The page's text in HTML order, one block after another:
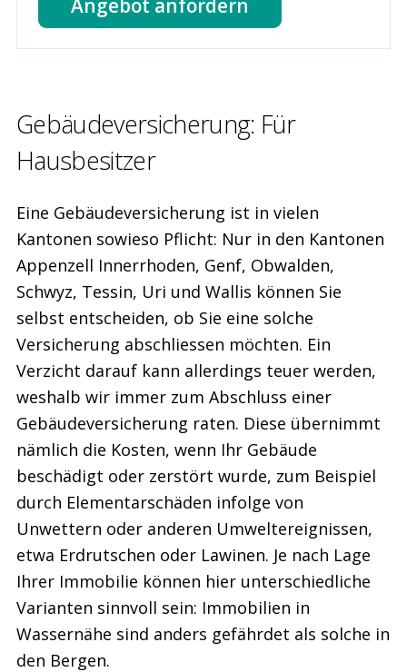
Gebäude­versicherung: Für
Hausbesitzer
Eine Gebäudeversicherung ist in vielen
Kantonen sowieso Pflicht: Nur in den Kantonen
Appenzell Innerrhoden, Genf, Obwalden,
Schwyz, Tessin, Uri und Wallis können Sie
selbst entscheiden, ob Sie eine solche
Versicherung abschliessen möchten. Ein
Verzicht darauf kann allerdings teuer werden,
weshalb wir immer zum Abschluss einer
Gebäudeversicherung raten. Diese übernimmt
nämlich die Kosten, wenn Ihr Gebäude
beschädigt oder zerstört wurde, zum Beispiel
durch Elementarschäden infolge von
Unwettern oder anderen Umweltereignissen,
etwa Erdrutschen oder Lawinen. Je nach Lage
Ihrer Immobilie können hier unterschiedliche
Varianten sinnvoll sein: Immobilien in
Wassernähe sind anders gefährdet als solche in
den Bergen.